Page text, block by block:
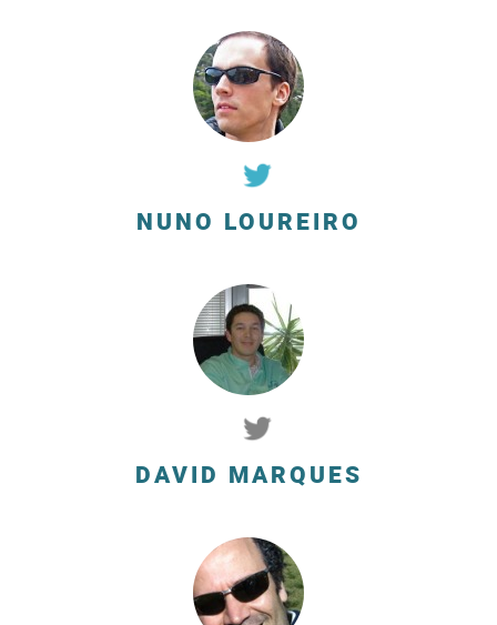
NUNO LOUREIRO
DAVID MARQUES